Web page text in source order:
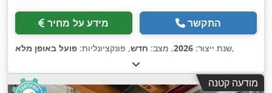
מידע על מחיר התקשר
שנת ייצור: 2026, מצב: חדש, פונקציונליות: פועל באופן מלא ,
מודעה קטנה